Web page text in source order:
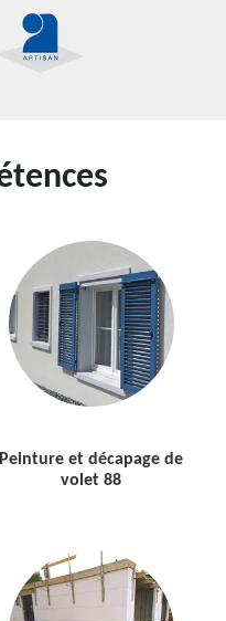
Peinture et décapage de
volet 88